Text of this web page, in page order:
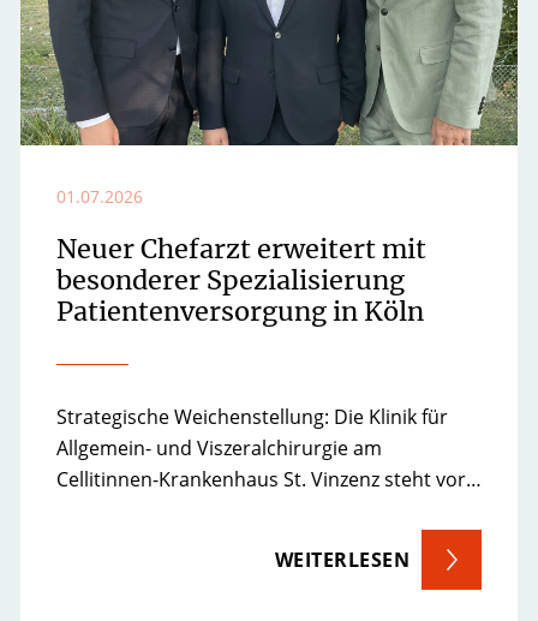
01.07.2026
Neuer Chefarzt erweitert mit
besonderer Spezialisierung
Patientenversorgung in Köln
Strategische Weichenstellung: Die Klinik für
Allgemein- und Viszeralchirurgie am
Cellitinnen-Krankenhaus St. Vinzenz steht vor…
WEITERLESEN